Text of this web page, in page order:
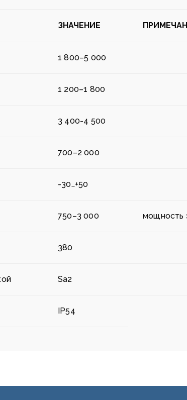
ЗНАЧЕНИЕ
1 800–5 000
1 200–1 800
3 400-4 500
700–2 000
-30…+50
750–3 000 мощность
380
Sa2
IP54